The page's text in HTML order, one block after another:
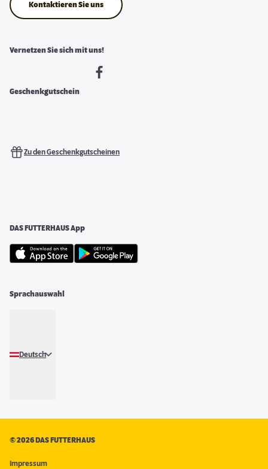
Kontaktieren Sie uns
Vernetzen Sie sich mit uns!
Geschenkgutschein
Zu den Geschenkgutscheinen
DAS FUTTERHAUS App
Sprachauswahl
Deutsch
©2026 DAS FUTTERHAUS
Impressum